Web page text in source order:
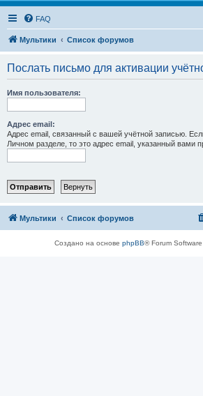
FAQ
Мультики Список форумов
Послать письмо для активации
Имя пользователя:
Адрес email:
Адрес email, связанный с вашей учётной записью.
Личном разделе, то это адрес email, указанный вами
Мультики Список форумов
Создано на основе phpBB® Forum